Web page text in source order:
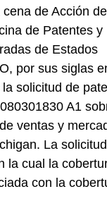
de Acción de
de Patentes y
de Estados
por sus siglas
solicitud de
A1
ventas y
La
cual la
con la